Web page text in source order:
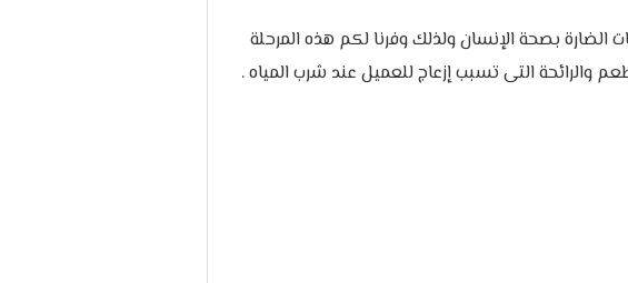
الضارة بصحة الإنسان ولذلك وفرنا لكم هذه المرحلة
والرائحة التى تسبب إزعاج للعميل عند شرب المياه .